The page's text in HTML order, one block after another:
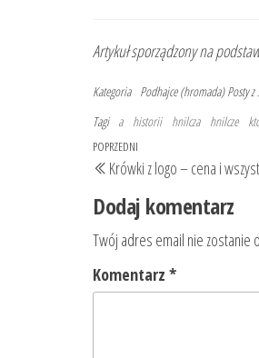
Artykuł sporządzony na
Kategoria Podhajce (hromada) Posty
Tagi a historii hnilcza hnilcze
Nawigacja
wpisu
Poprzedni
wpis
POPRZEDNI
Krówki z logo – cena i
Dodaj komentarz
Twój adres email nie zostanie
Komentarz *